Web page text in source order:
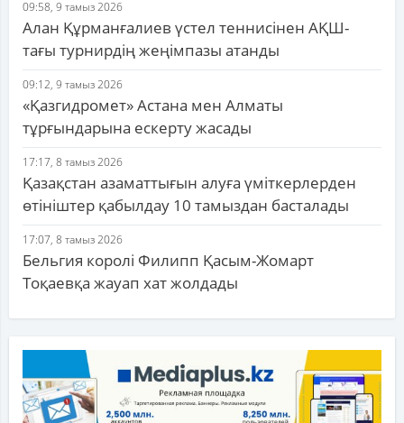
09:58, 9 тамыз 2026
Алан Құрманғалиев үстел теннисінен АҚШ-
тағы турнирдің жеңімпазы атанды
09:12, 9 тамыз 2026
«Қазгидромет» Астана мен Алматы
тұрғындарына ескерту жасады
17:17, 8 тамыз 2026
Қазақстан азаматтығын алуға үміткерлерден
өтініштер қабылдау 10 тамыздан басталады
17:07, 8 тамыз 2026
Бельгия королі Филипп Қасым-Жомарт
Тоқаевқа жауап хат жолдады